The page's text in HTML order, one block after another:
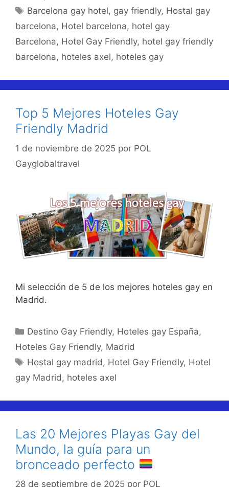
Etiquetas
Barcelona gay hotel, gay friendly, Hostal gay
barcelona, Hotel barcelona, hotel gay
Barcelona, Hotel Gay Friendly, hotel gay friendly
barcelona, hoteles axel, hoteles gay
Top 5 Mejores Hoteles Gay
Friendly Madrid
1 de noviembre de 2025 por POL
Gayglobaltravel
Mi selección de 5 de los mejores hoteles gay en
Madrid.
Categorías
Destino Gay Friendly, Hoteles gay España,
Hoteles Gay Friendly, Madrid
Etiquetas
Hostal gay madrid , Hotel Gay Friendly, Hotel
gay Madrid , hoteles axel
Las 20 Mejores Playas Gay del
Mundo, la guía para un
bronceado perfecto
28 de septiembre de 2025 por POL